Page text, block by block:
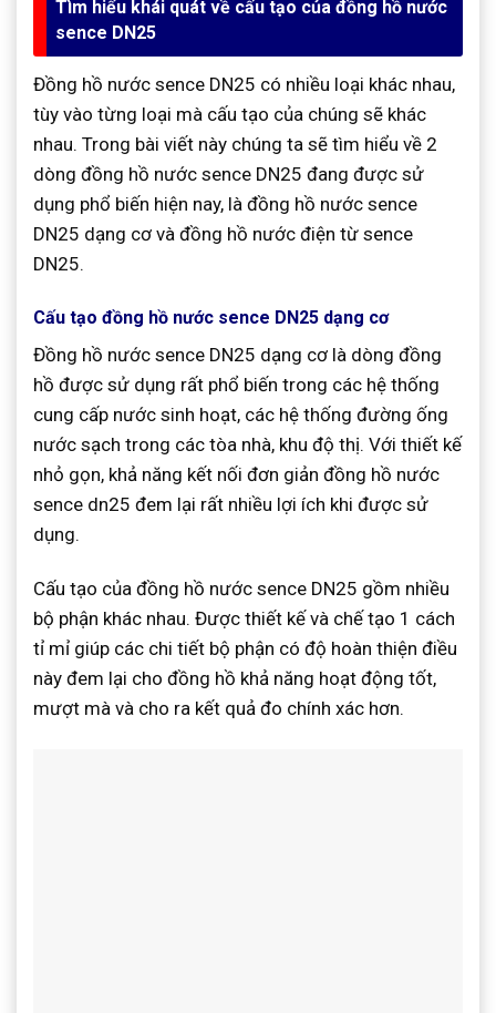
Tìm hiểu khái quát về cấu tạo của đồng hồ nước
sence DN25
Đồng hồ nước sence DN25 có nhiều loại khác nhau,
tùy vào từng loại mà cấu tạo của chúng sẽ khác
nhau. Trong bài viết này chúng ta sẽ tìm hiểu về 2
dòng đồng hồ nước sence DN25 đang được sử
dụng phổ biến hiện nay, là đồng hồ nước sence
DN25 dạng cơ và đồng hồ nước điện từ sence
DN25.
Cấu tạo đồng hồ nước sence DN25 dạng cơ
Đồng hồ nước sence DN25 dạng cơ là dòng đồng
hồ được sử dụng rất phổ biến trong các hệ thống
cung cấp nước sinh hoạt, các hệ thống đường ống
nước sạch trong các tòa nhà, khu độ thị. Với thiết kế
nhỏ gọn, khả năng kết nối đơn giản đồng hồ nước
sence dn25 đem lại rất nhiều lợi ích khi được sử
dụng.
Cấu tạo của đồng hồ nước sence DN25 gồm nhiều
bộ phận khác nhau. Được thiết kế và chế tạo 1 cách
tỉ mỉ giúp các chi tiết bộ phận có độ hoàn thiện điều
này đem lại cho đồng hồ khả năng hoạt động tốt,
mượt mà và cho ra kết quả đo chính xác hơn.